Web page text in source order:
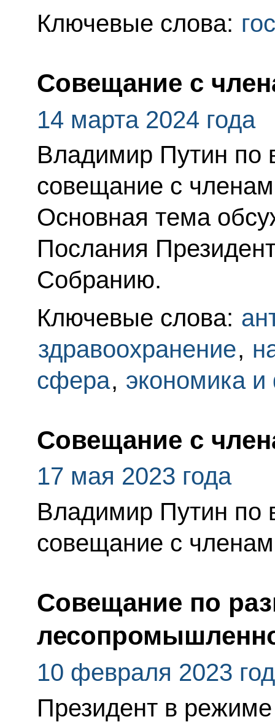
Ключевые слова:
Совещание с
14 марта 2024 года
Владимир Путин по
совещание с
Основная тема
Послания
Собранию.
Ключевые слова:
здравоохранение,
сфера, экономика
Совещание с
17 мая 2023 года
Владимир Путин по
совещание с
Совещание по
10 февраля 2023
Президент в